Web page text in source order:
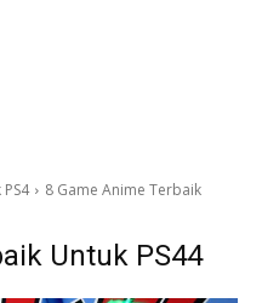
8 Game Anime Terbaik
Untuk PS44